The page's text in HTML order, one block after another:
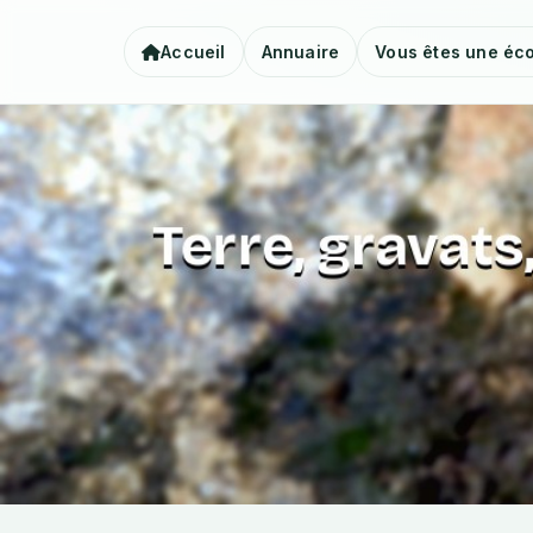
Accueil Annuaire Vous êtes une